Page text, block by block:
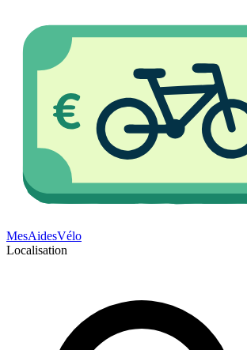
MesAidesVélo
Localisation